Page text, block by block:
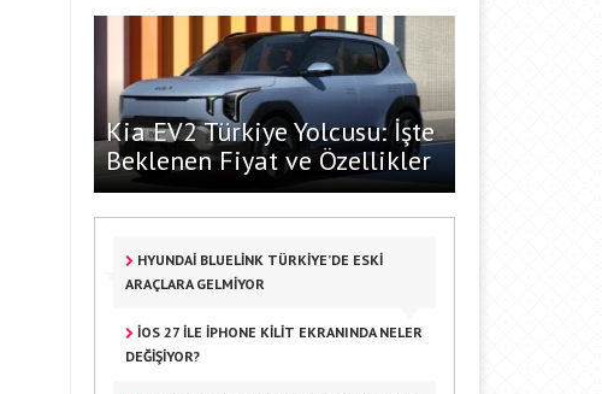
Kia EV2 Türkiye Yolcusu: İşte
Beklenen Fiyat ve Özellikler
HYUNDAI BLUELINK TÜRKIYE’DE ESKI
ARAÇLARA GELMIYOR
IOS 27 ILE IPHONE KILIT EKRANINDA NELER
DEĞIŞIYOR?